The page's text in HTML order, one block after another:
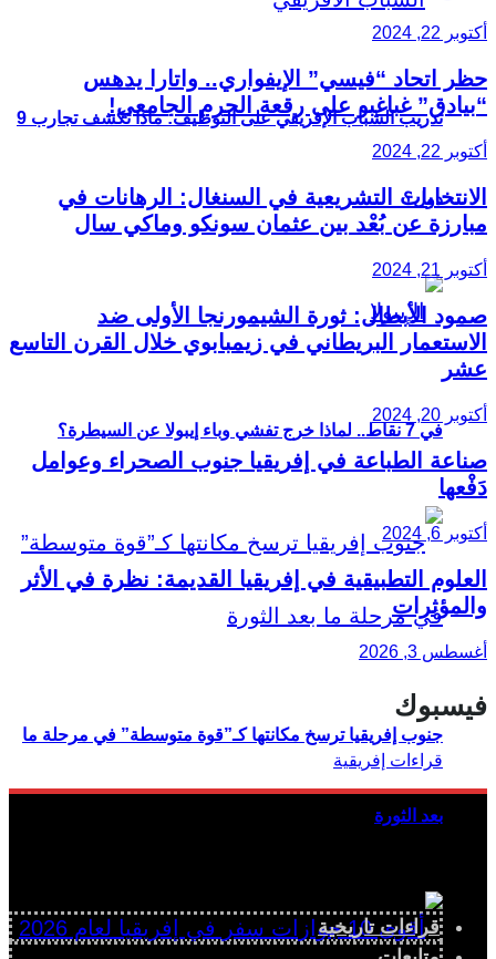
تدريب الشباب الإفريقي على التوظيف: ماذا تكشف تجارب 9
دول؟
في 7 نقاط.. لماذا خرج تفشي وباء إيبولا عن السيطرة؟
جنوب إفريقيا ترسخ مكانتها كـ”قوة متوسطة” في مرحلة ما
بعد الثورة
أكتوبر 22, 2024
حظر اتحاد “فيسي” الإيفواري.. واتارا يدهس
“بيادق” غباغبو على رقعة الحرم الجامعي!
أكتوبر 22, 2024
الانتخابات التشريعية في السنغال: الرهانات في
مبارزة عن بُعْد بين عثمان سونكو وماكي سال
أكتوبر 21, 2024
صمود الأبطال: ثورة الشيمورنجا الأولى ضد
الاستعمار البريطاني في زيمبابوي خلال القرن التاسع
عشر
أكتوبر 20, 2024
صناعة الطباعة في إفريقيا جنوب الصحراء وعوامل
دَفْعها
أكتوبر 6, 2024
العلوم التطبيقية في إفريقيا القديمة: نظرة في الأثر
والمؤثرات
أغسطس 3, 2026
فيسبوك
قراءات تاريخية